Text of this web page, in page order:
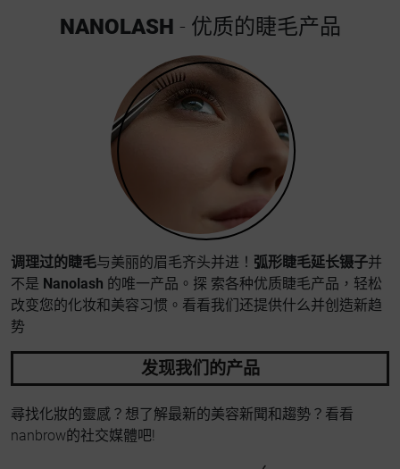
NANOLASH - 优质的睫毛产品
调理过的睫毛与美丽的眉毛齐头并进！ 弧形睫毛延长镊子并
不是 Nanolash 的唯一产品。探 索各种优质睫毛产品，轻松
改变您的化妆和美容习惯。看看我们还提供什么并创造新趋
势
发现我们的产品
尋找化妝的靈感？想了解最新的美容新聞和趨勢？看看
nanbrow的社交媒體吧!